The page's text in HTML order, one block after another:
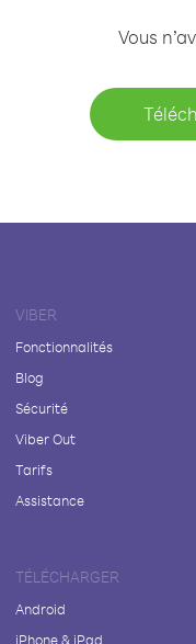
Vous
VIBER
Fonctionnalités
Blog
Sécurité
Viber Out
Tarifs
Assistance
TÉLÉCHARGER
Android
iPhone & iPad